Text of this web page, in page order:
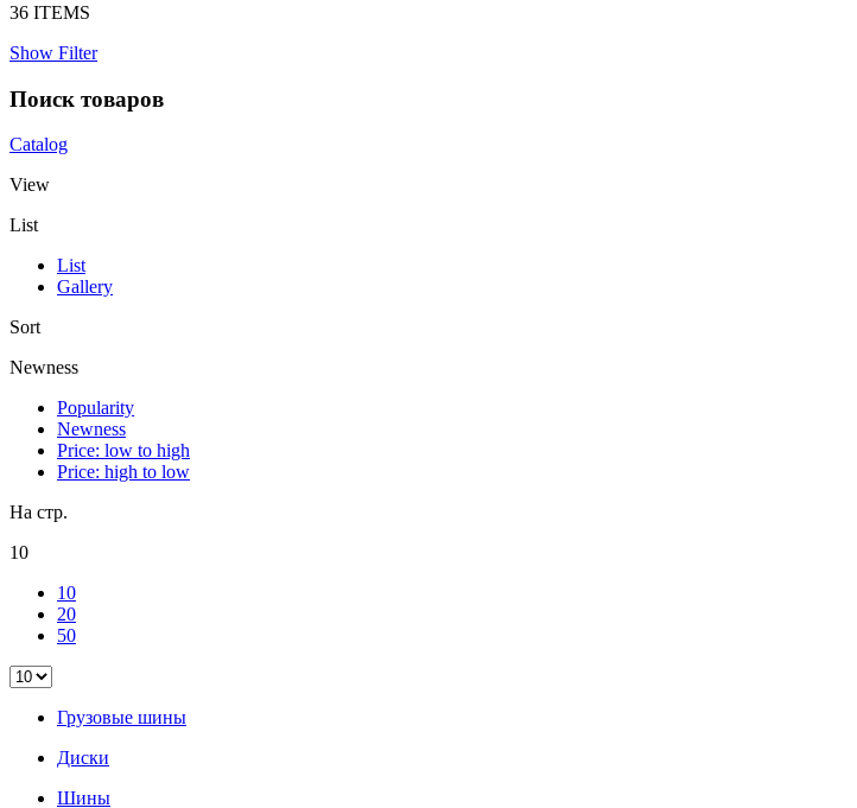
36 ITEMS
Show Filter
Поиск товаров
Catalog
View
List
List
Gallery
Sort
Newness
Popularity
Newness
Price: low to high
Price: high to low
На стр.
10
10
20
50
Грузовые шины
Диски
Шины